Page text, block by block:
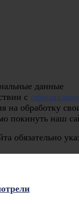
данные
с
на обработку
покинуть наш
обязательно